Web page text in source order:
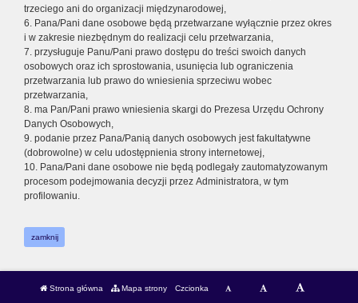
trzeciego ani do organizacji międzynarodowej,
6. Pana/Pani dane osobowe będą przetwarzane wyłącznie przez okres
i w zakresie niezbędnym do realizacji celu przetwarzania,
7. przysługuje Panu/Pani prawo dostępu do treści swoich danych
osobowych oraz ich sprostowania, usunięcia lub ograniczenia
przetwarzania lub prawo do wniesienia sprzeciwu wobec
przetwarzania,
8. ma Pan/Pani prawo wniesienia skargi do Prezesa Urzędu Ochrony
Danych Osobowych,
9. podanie przez Pana/Panią danych osobowych jest fakultatywne
(dobrowolne) w celu udostępnienia strony internetowej,
10. Pana/Pani dane osobowe nie będą podlegały zautomatyzowanym
procesom podejmowania decyzji przez Administratora, w tym
profilowaniu.
zamknij
Strona główna Mapa strony Czcionka